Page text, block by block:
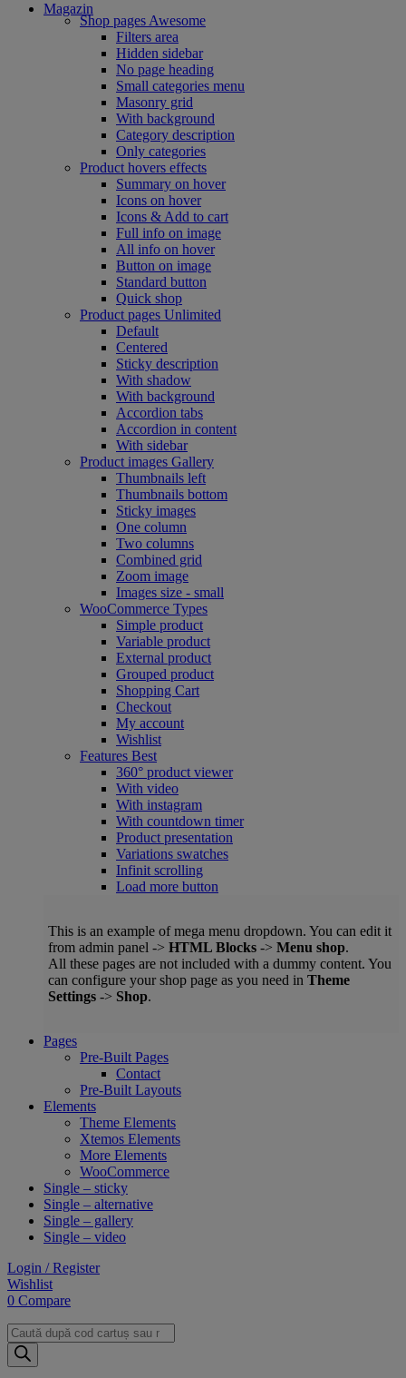
Magazin
Shop pages Awesome
Filters area
Hidden sidebar
No page heading
Small categories menu
Masonry grid
With background
Category description
Only categories
Product hovers effects
Summary on hover
Icons on hover
Icons & Add to cart
Full info on image
All info on hover
Button on image
Standard button
Quick shop
Product pages Unlimited
Default
Centered
Sticky description
With shadow
With background
Accordion tabs
Accordion in content
With sidebar
Product images Gallery
Thumbnails left
Thumbnails bottom
Sticky images
One column
Two columns
Combined grid
Zoom image
Images size - small
WooCommerce Types
Simple product
Variable product
External product
Grouped product
Shopping Cart
Checkout
My account
Wishlist
Features Best
360° product viewer
With video
With instagram
With countdown timer
Product presentation
Variations swatches
Infinit scrolling
Load more button
This is an example of mega menu dropdown. You can edit it
from admin panel -> HTML Blocks -> Menu shop.
All these pages are not included with a dummy content. You
can configure your shop page as you need in Theme
Settings -> Shop.
Pages
Pre-Built Pages
Contact
Pre-Built Layouts
Elements
Theme Elements
Xtemos Elements
More Elements
WooCommerce
Single – sticky
Single – alternative
Single – gallery
Single – video
Login / Register
Wishlist
0 Compare
Products
search